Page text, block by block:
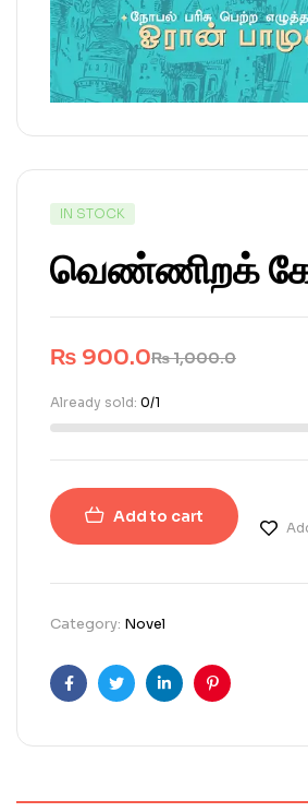
IN STOCK
வெண்ணிறக்
₨1,000.0
₨ 900.0
Already sold: 0/1
Add to cart
Category: Novel
FacebookTwitterLinkedinPinterest